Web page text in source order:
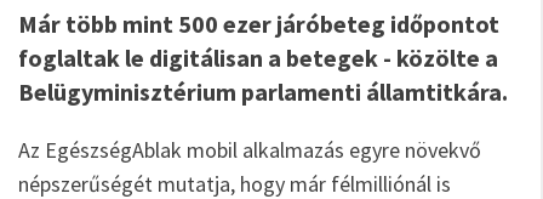
Már több mint 500 ezer járóbeteg időpontot
foglaltak le digitálisan a betegek - közölte a
Belügyminisztérium parlamenti államtitkára.
Az EgészségAblak mobil alkalmazás egyre növekvő
népszerűségét mutatja, hogy már félmilliónál is